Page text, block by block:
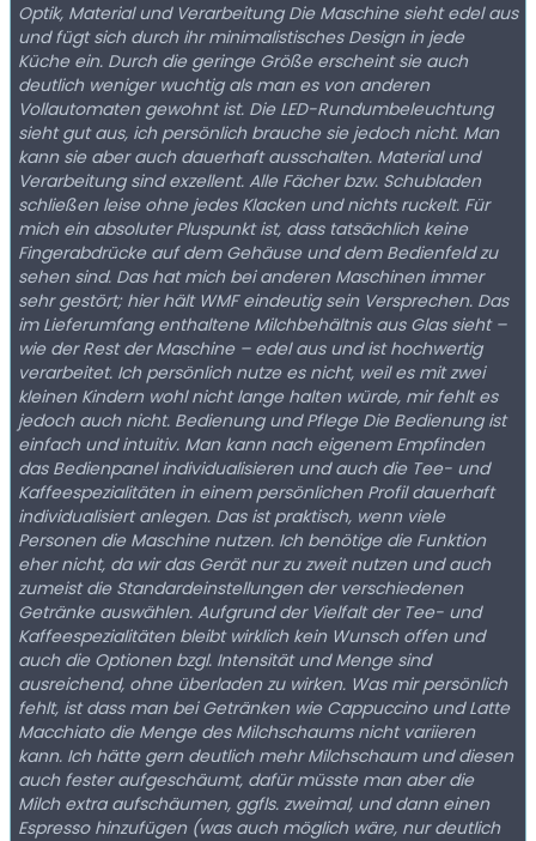
Optik, Material und Verarbeitung Die Maschine sieht edel aus
und fügt sich durch ihr minimalistisches Design in jede
Küche ein. Durch die geringe Größe erscheint sie auch
deutlich weniger wuchtig als man es von anderen
Vollautomaten gewohnt ist. Die LED-Rundumbeleuchtung
sieht gut aus, ich persönlich brauche sie jedoch nicht. Man
kann sie aber auch dauerhaft ausschalten. Material und
Verarbeitung sind exzellent. Alle Fächer bzw. Schubladen
schließen leise ohne jedes Klacken und nichts ruckelt. Für
mich ein absoluter Pluspunkt ist, dass tatsächlich keine
Fingerabdrücke auf dem Gehäuse und dem Bedienfeld zu
sehen sind. Das hat mich bei anderen Maschinen immer
sehr gestört; hier hält WMF eindeutig sein Versprechen. Das
im Lieferumfang enthaltene Milchbehältnis aus Glas sieht –
wie der Rest der Maschine – edel aus und ist hochwertig
verarbeitet. Ich persönlich nutze es nicht, weil es mit zwei
kleinen Kindern wohl nicht lange halten würde, mir fehlt es
jedoch auch nicht. Bedienung und Pflege Die Bedienung ist
einfach und intuitiv. Man kann nach eigenem Empfinden
das Bedienpanel individualisieren und auch die Tee- und
Kaffeespezialitäten in einem persönlichen Profil dauerhaft
individualisiert anlegen. Das ist praktisch, wenn viele
Personen die Maschine nutzen. Ich benötige die Funktion
eher nicht, da wir das Gerät nur zu zweit nutzen und auch
zumeist die Standardeinstellungen der verschiedenen
Getränke auswählen. Aufgrund der Vielfalt der Tee- und
Kaffeespezialitäten bleibt wirklich kein Wunsch offen und
auch die Optionen bzgl. Intensität und Menge sind
ausreichend, ohne überladen zu wirken. Was mir persönlich
fehlt, ist dass man bei Getränken wie Cappuccino und Latte
Macchiato die Menge des Milchschaums nicht variieren
kann. Ich hätte gern deutlich mehr Milchschaum und diesen
auch fester aufgeschäumt, dafür müsste man aber die
Milch extra aufschäumen, ggfls. zweimal, und dann einen
Espresso hinzufügen (was auch möglich wäre, nur deutlich